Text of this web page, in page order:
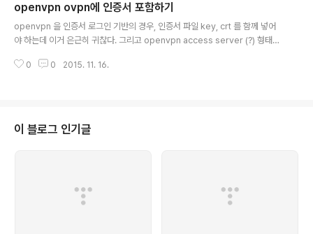
ser-pass user.txt 그리고 user.txt 에는 다음 내용을 추가useriduserpas
sword (앞에 뭐 구분자 그런거 없이 1번째 줄에 아이디,..
openvpn ovpn에 인증서 포함하기
openvpn 을 인증서 로그인 기반의 경우, 인증서 파일 key, crt 를 함께 넣어
야 하는데 이거 은근히 귀찮다. 그리고 openvpn access server (?) 형태로
하다. 기 설정된 ovpn 파일의 맨 아래에 아래 내용을 추가한다. -----BEGIN
D PRIVATE KEY----- key-direction 1 끝..
0 0 2015. 11. 16.
이 블로그 인기글